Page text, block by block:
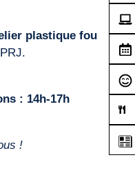
plastique fou
: 14h-17h
!